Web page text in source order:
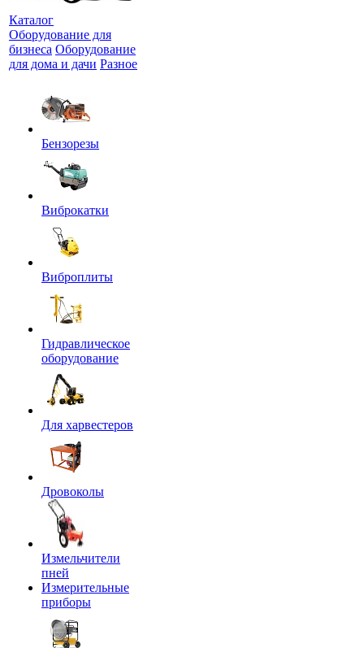
Каталог
Оборудование для
бизнеса Оборудование
для дома и дачи Разное
Бензорезы
Виброкатки
Виброплиты
Гидравлическое
оборудование
Для харвестеров
Дровоколы
Измельчители
пней
Измерительные
приборы